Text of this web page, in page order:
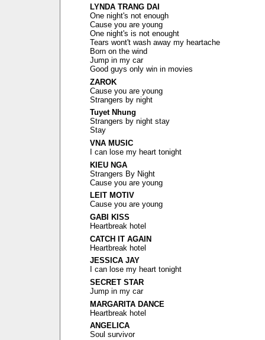
LYNDA TRANG DAI
One night's not enough
Cause you are young
One night's is not enought
Tears wont't wash away my heartache
Born on the wind
Jump in my car
Good guys only win in movies
ZAROK
Cause you are young
Strangers by night
Tuyet Nhung
Strangers by night stay
Stay
VNA MUSIC
I can lose my heart tonight
KIEU NGA
Strangers By Night
Cause you are young
LEIT MOTIV
Cause you are young
GABI KISS
Heartbreak hotel
CATCH IT AGAIN
Heartbreak hotel
JESSICA JAY
I can lose my heart tonight
SECRET STAR
Jump in my car
MARGARITA DANCE
Heartbreak hotel
ANGELICA
Soul survivor